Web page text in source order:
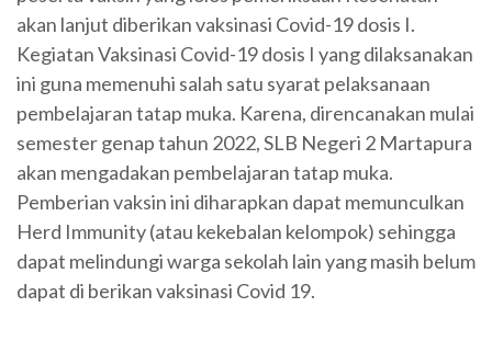
akan lanjut diberikan vaksinasi Covid-19 dosis I.
Kegiatan Vaksinasi Covid-19 dosis I yang dilaksanakan
ini guna memenuhi salah satu syarat pelaksanaan
pembelajaran tatap muka. Karena, direncanakan mulai
semester genap tahun 2022, SLB Negeri 2 Martapura
akan mengadakan pembelajaran tatap muka.
Pemberian vaksin ini diharapkan dapat memunculkan
Herd Immunity (atau kekebalan kelompok) sehingga
dapat melindungi warga sekolah lain yang masih belum
dapat di berikan vaksinasi Covid 19.